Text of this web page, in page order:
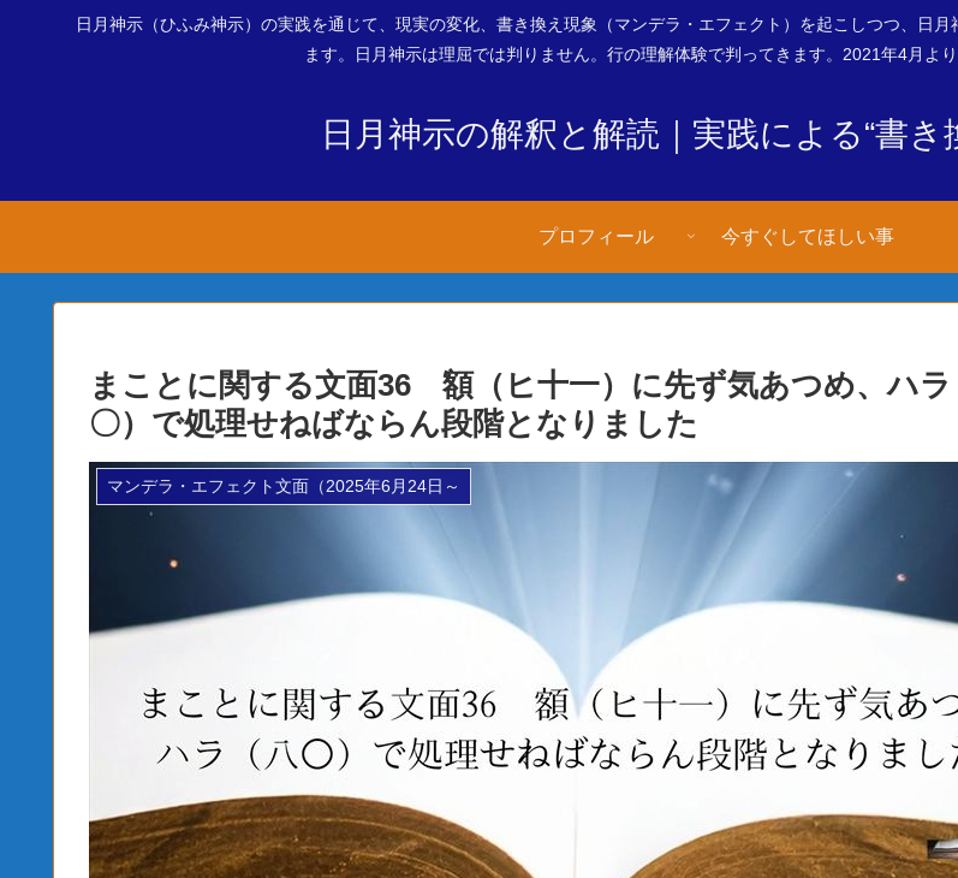
日月神示（ひふみ神示）の実践を通じて、現実の変化、書き換え現象（マンデラ・エフェクト）を起こしつつ、日
ます。日月神示は理屈では判りません。行の理解体験で判ってきます。2021年4月よ
日月神示の解釈と解読｜実践による“書
プロフィール 今すぐしてほしい事
まことに関する文面36 額（ヒ十一）に先ず気あつめ、ハラ
〇）で処理せねばならん段階となりました
マンデラ・エフェクト文面（2025年6月24日～